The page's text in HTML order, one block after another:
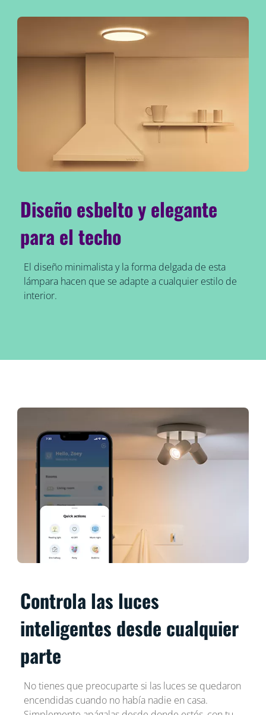
Diseño esbelto y elegante
para el techo
El diseño minimalista y la forma delgada de esta
lámpara hacen que se adapte a cualquier estilo de
interior.
Controla las luces
inteligentes desde cualquier
parte
No tienes que preocuparte si las luces se quedaron
encendidas cuando no había nadie en casa.